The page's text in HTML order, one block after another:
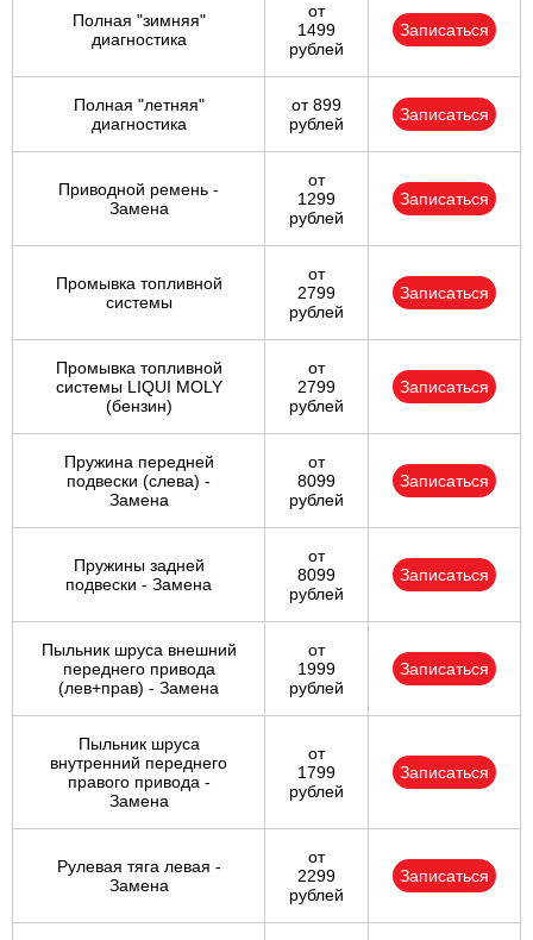
Полная "зимняя"
диагностика
от
1499
рублей
Записаться
Полная "летняя"
диагностика
от 899
рублей
Записаться
Приводной ремень -
Замена
от
1299
рублей
Записаться
Промывка топливной
системы
от
2799
рублей
Записаться
Промывка топливной
системы LIQUI MOLY
(бензин)
от
2799
рублей
Записаться
Пружина передней
подвески (слева) -
Замена
от
8099
рублей
Записаться
Пружины задней
подвески - Замена
от
8099
рублей
Записаться
Пыльник шруса внешний
переднего привода
(лев+прав) - Замена
от
1999
рублей
Записаться
Пыльник шруса
внутренний переднего
правого привода -
Замена
от
1799
рублей
Записаться
Рулевая тяга левая -
Замена
от
2299
рублей
Записаться